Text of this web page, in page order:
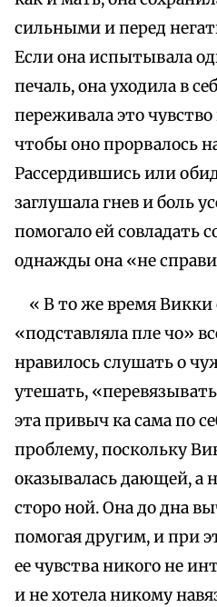
сильными и перед
Если она испытывала
печаль, она уходила в
переживала это чувство
чтобы оно прорвалось
Рассердившись или
заглушала гнев и боль
помогало ей совладать
однажды она «не
« В то же время Викки
«подставляла пле чо»
нравилось слушать о
утешать,
эта привыч ка сама по
проблему, поскольку
оказывалась дающей,
сторо ной. Она до дна
помогая другим, и при
ее чувства никого не
и не хотела никому